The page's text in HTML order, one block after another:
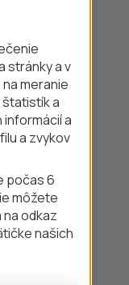
byť
sa na
jedlo. Pri
stránky a v
meranie
a
a
a zvykov
počas 6
môžete
odkaz
našich